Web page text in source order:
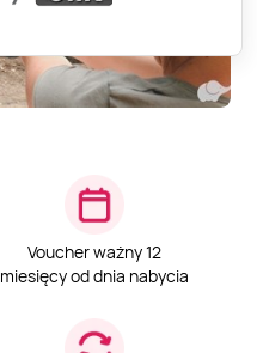
Voucher ważny 12
miesięcy od dnia nabycia